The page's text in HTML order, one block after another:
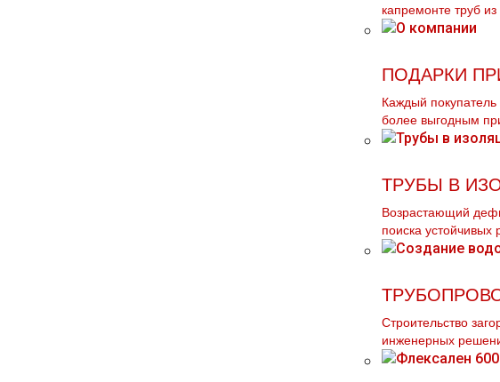
капремонте тpуб
ПОДАРКИ
Каждый
более выгодным
ТРУБЫ В
Возрастающий
поиска устойчивых
Строительство
инженерных